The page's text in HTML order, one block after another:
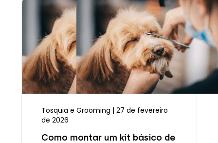
Tosquia e Grooming | 27 de fevereiro
de 2026
Como montar um kit básico de